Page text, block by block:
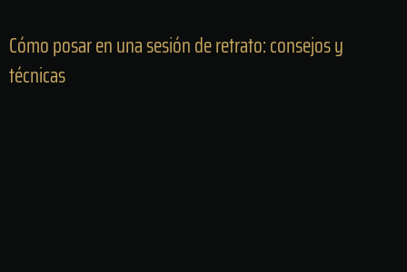
Cómo posar en una sesión de retrato: consejos y
técnicas